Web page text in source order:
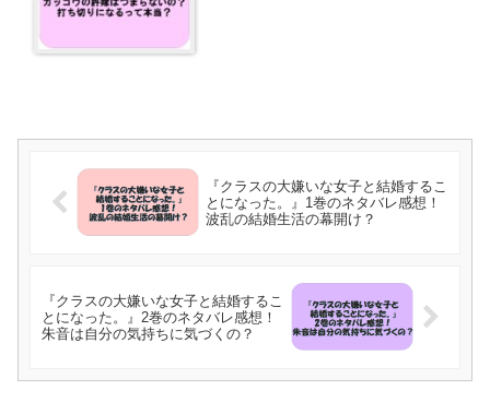
『クラスの大嫌いな女子と結婚するこ
とになった。』1巻のネタバレ感想！
波乱の結婚生活の幕開け？
『クラスの大嫌いな女子と結婚するこ
とになった。』2巻のネタバレ感想！
朱音は自分の気持ちに気づくの？